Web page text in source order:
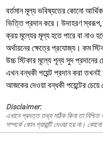
বর্তমান মূল্য ভবিষ্যতের কোনো
ভিত্তি প্রদান করে। উদাহরণ স্বরূপ,
ক্রয় মূল্যের মূল্য হতে পারে বা নাও
অর্থায়নের ক্ষেত্রে প্রযোজ্য। কম
উচ্চ স্টিকার মূল্যে শূন্য সুদ প্রদানের
এখন বন্ধকী পয়েন্ট প্রদান করা তখনই
আজকের দেওয়া বন্ধকী পয়েন্টের চেয়ে
Disclaimer:
এখানে প্রদত্ত তথ্য সঠিক কিনা তা
সম্পর্কে কোন গ্যারান্টি দেওয়া হয় না।